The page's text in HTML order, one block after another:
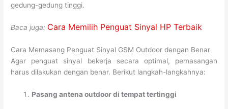
gedung-gedung tinggi.
Baca juga: Cara Memilih Penguat Sinyal HP Terbaik
Cara Memasang Penguat Sinyal GSM Outdoor dengan Benar
Agar penguat sinyal bekerja secara optimal, pemasangan
harus dilakukan dengan benar. Berikut langkah-langkahnya:
Pasang antena outdoor di tempat tertinggi